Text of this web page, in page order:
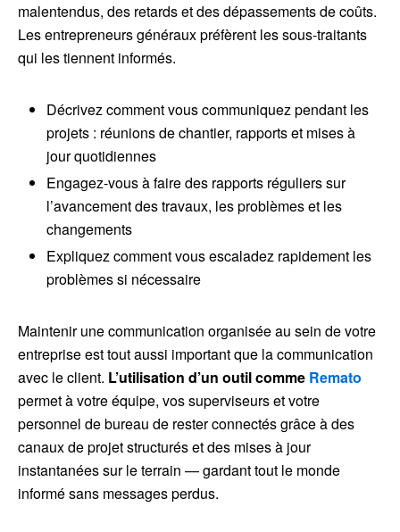
malentendus, des retards et des dépassements de coûts.
Les entrepreneurs généraux préfèrent les sous-traitants
qui les tiennent informés.
Décrivez comment vous communiquez pendant les
projets : réunions de chantier, rapports et mises à
jour quotidiennes
Engagez-vous à faire des rapports réguliers sur
l’avancement des travaux, les problèmes et les
changements
Expliquez comment vous escaladez rapidement les
problèmes si nécessaire
Maintenir une communication organisée au sein de votre
entreprise est tout aussi important que la communication
avec le client. L’utilisation d’un outil comme Remato
permet à votre équipe, vos superviseurs et votre
personnel de bureau de rester connectés grâce à des
canaux de projet structurés et des mises à jour
instantanées sur le terrain — gardant tout le monde
informé sans messages perdus.